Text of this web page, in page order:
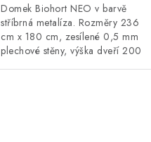
Domek Biohort NEO v barvě
stříbrná metalíza. Rozměry 236
cm x 180 cm, zesílené 0,5 mm
plechové stěny, výška dveří 200